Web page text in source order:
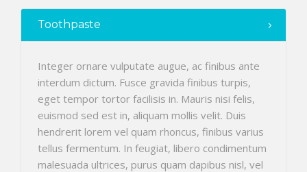
Toothpaste
Integer ornare vulputate augue, ac finibus ante
interdum dictum. Fusce gravida finibus turpis,
eget tempor tortor facilisis in. Mauris nisi felis,
euismod sed est in, aliquam mollis velit. Duis
hendrerit lorem vel quam rhoncus, finibus varius
tellus fermentum. In feugiat, libero condimentum
malesuada ultrices, purus quam dapibus nisl, vel